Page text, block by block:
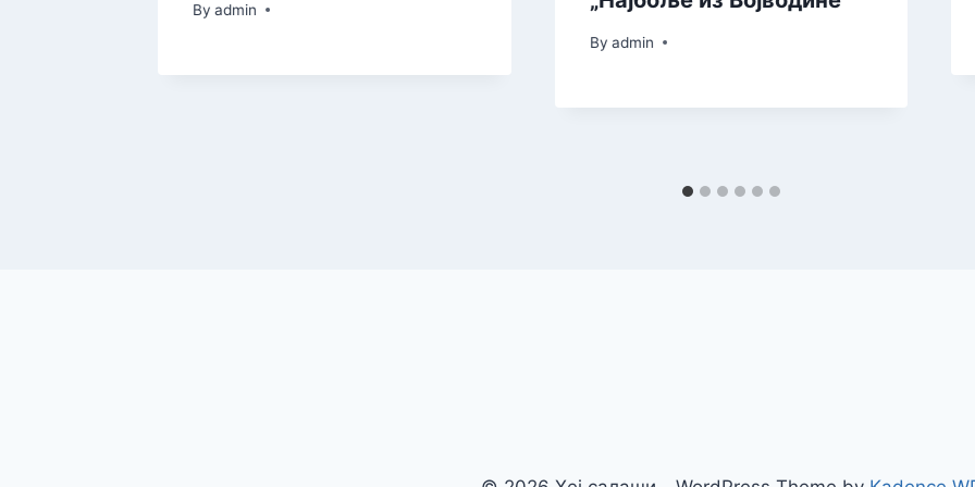
By admin
By admin